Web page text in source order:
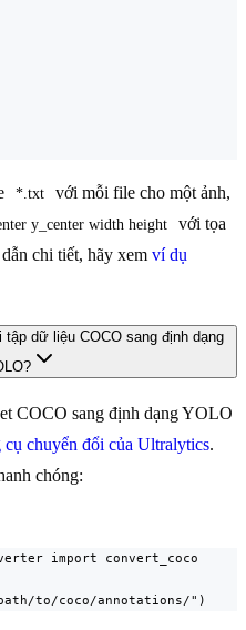
*.txt
với mỗi file cho một ảnh,
y_center width height
với tọa
chi tiết, hãy xem ví dụ
dữ liệu COCO sang định dạng
COCO sang định dạng YOLO
cụ chuyển đổi của Ultralytics.
chóng:
import convert_coco
to/coco/annotations/")